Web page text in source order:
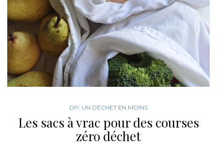
DIY, UN DÉCHET EN MOINS
Les sacs à vrac pour des courses
zéro déchet